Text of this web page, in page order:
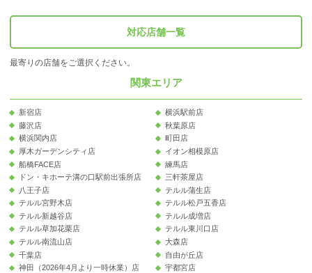
対応店舗一覧
最寄りの店舗をご選択ください。
関東エリア
新宿店
横浜駅前店
藤沢店
秋葉原店
横浜関内店
町田店
厚木ガーデンシティ店
イオン相模原店
船橋FACE店
練馬店
ドン・キホーテ溝の口駅前出張所店
三軒茶屋店
八王子店
テルル蒲生店
テルル宮野木店
テルル松戸五香店
テルル新越谷店
テルル成増店
テルル草加花栗店
テルル東川口店
テルル南流山店
大森店
千葉店
自由が丘店
神田（2026年4月より一時休業）店
宇都宮店